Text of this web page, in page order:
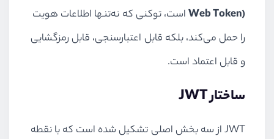
Web Token)است، توکنی که نه‌تنها اطلاعات هویت
را حمل می‌کند، بلکه قابل اعتبارسنجی، قابل رمزگشایی
و قابل اعتماد است.
ساختار JWT
JWT از سه بخش اصلی تشکیل شده است که با نقطه